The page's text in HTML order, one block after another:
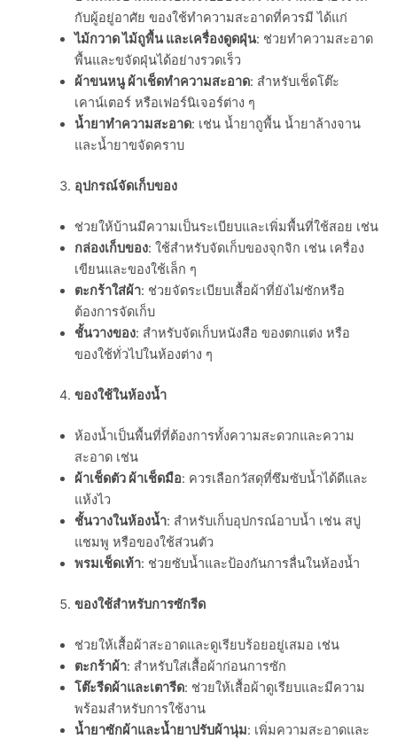
กับผู้อยู่อาศัย ของใช้ทำความสะอาดที่ควรมี ได้แก่
ไม้กวาด ไม้ถูพื้น และเครื่องดูดฝุ่น: ช่วยทำความสะอาด
พื้นและขจัดฝุ่นได้อย่างรวดเร็ว
ผ้าขนหนู ผ้าเช็ดทำความสะอาด: สำหรับเช็ดโต๊ะ
เคาน์เตอร์ หรือเฟอร์นิเจอร์ต่าง ๆ
น้ำยาทำความสะอาด: เช่น น้ำยาถูพื้น น้ำยาล้างจาน
และน้ำยาขจัดคราบ
อุปกรณ์จัดเก็บของ
ช่วยให้บ้านมีความเป็นระเบียบและเพิ่มพื้นที่ใช้สอย เช่น
กล่องเก็บของ: ใช้สำหรับจัดเก็บของจุกจิก เช่น เครื่อง
เขียนและของใช้เล็ก ๆ
ตะกร้าใส่ผ้า: ช่วยจัดระเบียบเสื้อผ้าที่ยังไม่ซักหรือ
ต้องการจัดเก็บ
ชั้นวางของ: สำหรับจัดเก็บหนังสือ ของตกแต่ง หรือ
ของใช้ทั่วไปในห้องต่าง ๆ
ของใช้ในห้องน้ำ
ห้องน้ำเป็นพื้นที่ที่ต้องการทั้งความสะดวกและความ
สะอาด เช่น
ผ้าเช็ดตัว ผ้าเช็ดมือ: ควรเลือกวัสดุที่ซึมซับน้ำได้ดีและ
แห้งไว
ชั้นวางในห้องน้ำ: สำหรับเก็บอุปกรณ์อาบน้ำ เช่น สบู่
แชมพู หรือของใช้ส่วนตัว
พรมเช็ดเท้า: ช่วยซับน้ำและป้องกันการลื่นในห้องน้ำ
ของใช้สำหรับการซักรีด
ช่วยให้เสื้อผ้าสะอาดและดูเรียบร้อยอยู่เสมอ เช่น
ตะกร้าผ้า: สำหรับใส่เสื้อผ้าก่อนการซัก
โต๊ะรีดผ้าและเตารีด: ช่วยให้เสื้อผ้าดูเรียบและมีความ
พร้อมสำหรับการใช้งาน
น้ำยาซักผ้าและน้ำยาปรับผ้านุ่ม: เพิ่มความสะอาดและ